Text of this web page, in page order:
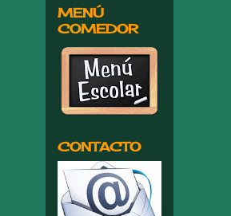
MENÚ
COMEDOR
CONTACTO